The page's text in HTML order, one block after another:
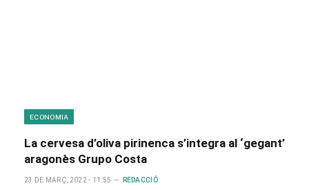
ECONOMIA
La cervesa d’oliva pirinenca s’integra al ‘gegant’
aragonès Grupo Costa
23 DE MARÇ, 2022 - 11:55 REDACCIÓ